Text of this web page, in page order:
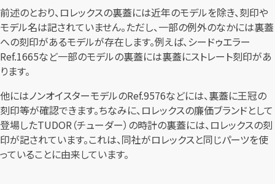
前述のとおり、ロレックスの裏蓋には近年のモデルを除き、刻印や
モデル名は記されていません。ただし、一部の例外のなかには裏蓋
への刻印があるモデルが存在します。例えば、シードゥエラー
Ref.1665など一部のモデルの裏蓋には裏蓋にストレート刻印があ
ります。
他にはノンオイスターモデルのRef.9576などには、裏蓋に王冠の
刻印等が確認できます。ちなみに、ロレックスの廉価ブランドとして
登場したTUDOR（チューダー）の時計の裏蓋には、ロレックスの刻
印が記されています。これは、同社がロレックスと同じパーツを使
っていることに由来しています。